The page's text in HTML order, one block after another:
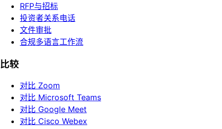
RFP与招标
投资者关系电话
文件审批
合规多语言工作流
比较
对比 Zoom
对比 Microsoft Teams
对比 Google Meet
对比 Cisco Webex